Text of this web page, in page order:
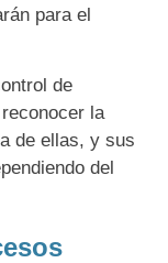
para el
de
la
de ellas, y sus
del